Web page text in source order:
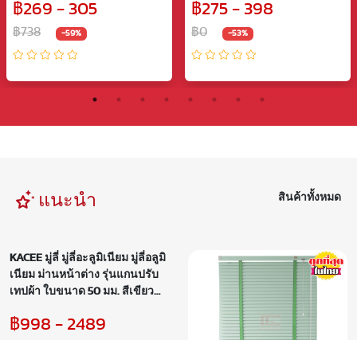
฿269 - 305
฿738 -59%
฿275 - 398
฿0 -53%
แนะนำ สินค้าทั้งหมด
KACEE มู่ลี่ มู่ลี่อะลูมิเนียม มู่ลี่อลูมิ
เนียม ม่านหน้าต่าง รุ่นแกนปรับ
เทปผ้า ใบขนาด 50 มม. สีเขียว
หนา 0.21 มม. เทปสีเขียว
฿998 - 2489